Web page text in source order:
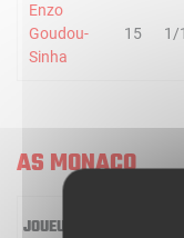
Enzo
Goudou-
Sinha
15 1/1
AS MONACO
JOUEUR